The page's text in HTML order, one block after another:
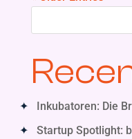
Inkubatoren: Die
Startup Spotlight: